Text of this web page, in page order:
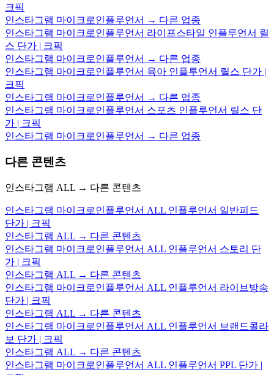
크픽
인스타그램 마이크로인플루언서 → 다른 업종
인스타그램 마이크로인플루언서 라이프스타일 인플루언서 릴
스 단가 | 크픽
인스타그램 마이크로인플루언서 → 다른 업종
인스타그램 마이크로인플루언서 육아 인플루언서 릴스 단가 |
크픽
인스타그램 마이크로인플루언서 → 다른 업종
인스타그램 마이크로인플루언서 스포츠 인플루언서 릴스 단
가 | 크픽
인스타그램 마이크로인플루언서 → 다른 업종
다른 콘텐츠
인스타그램 ALL → 다른 콘텐츠
인스타그램 마이크로인플루언서 ALL 인플루언서 일반피드
단가 | 크픽
인스타그램 ALL → 다른 콘텐츠
인스타그램 마이크로인플루언서 ALL 인플루언서 스토리 단
가 | 크픽
인스타그램 ALL → 다른 콘텐츠
인스타그램 마이크로인플루언서 ALL 인플루언서 라이브방송
단가 | 크픽
인스타그램 ALL → 다른 콘텐츠
인스타그램 마이크로인플루언서 ALL 인플루언서 브랜드콜라
보 단가 | 크픽
인스타그램 ALL → 다른 콘텐츠
인스타그램 마이크로인플루언서 ALL 인플루언서 PPL 단가 |